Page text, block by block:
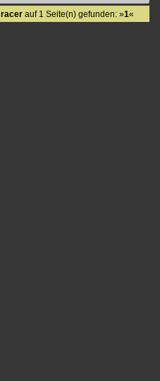
racerauf 1 Seite(n) gefunden: »1«